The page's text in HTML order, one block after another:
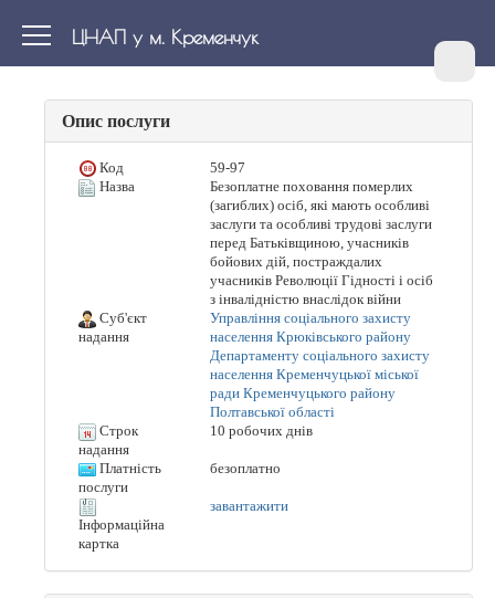
ЦНАП у м. Кременчук
Опис послуги
Код
59-97
Назва
Безоплатне поховання померлих
(загиблих) осіб, які мають особливі
заслуги та особливі трудові заслуги
перед Батьківщиною, учасників
бойових дій, постраждалих
учасників Революції Гідності і осіб
з інвалідністю внаслідок війни
Суб'єкт
надання
Управління соціального захисту
населення Крюківського району
Департаменту соціального захисту
населення Кременчуцької міської
ради Кременчуцького району
Полтавської області
Строк
надання
10 робочих днів
Платність
послуги
безоплатно
Інформаційна
картка
завантажити